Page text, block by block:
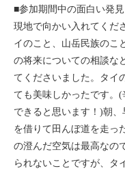
ハンガリー
ギリシャ
■参加期間中の面白い発
現地で向かい入れてくだ
イのこと、山岳民族のこ
の将来についての相談な
てくださいました。タイ
ても美味しかったです。
できると思います！)朝
を借りて田んぼ道を走っ
の澄んだ空気は最高なの
られないことですが、タ